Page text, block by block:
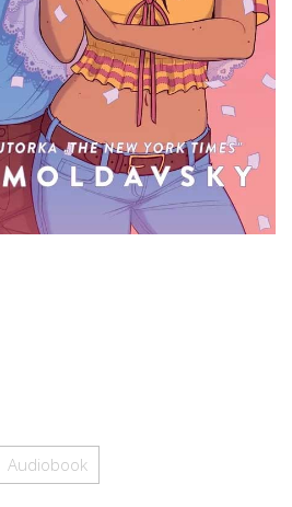
Audiobook